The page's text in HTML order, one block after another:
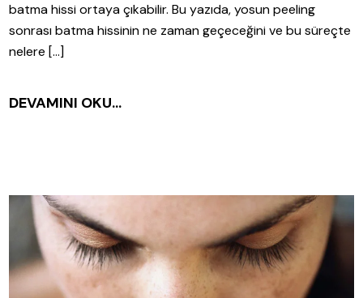
batma hissi ortaya çıkabilir. Bu yazıda, yosun peeling
sonrası batma hissinin ne zaman geçeceğini ve bu süreçte
nelere […]
DEVAMINI OKU...